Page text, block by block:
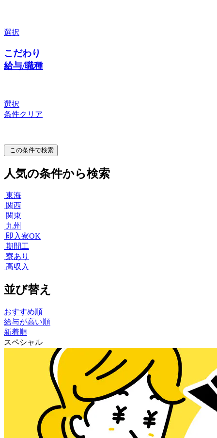
選択
こだわり
給与/職種
選択
条件クリア
この条件で検索
人気の条件から検索
東海
関西
関東
九州
即入寮OK
期間工
寮あり
高収入
並び替え
おすすめ順
給与が高い順
新着順
スペシャル